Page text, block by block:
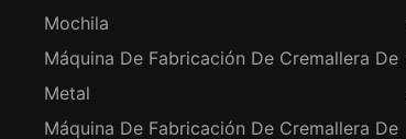
Mochila
Máquina De Fabricación De Cremallera De
Metal
Máquina De Fabricación De Cremallera De